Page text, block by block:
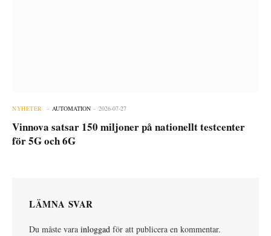
NYHETER AUTOMATION 2026-07-27
Vinnova satsar 150 miljoner på nationellt testcenter
för 5G och 6G
LÄMNA SVAR
Du måste vara inloggad för att publicera en kommentar.